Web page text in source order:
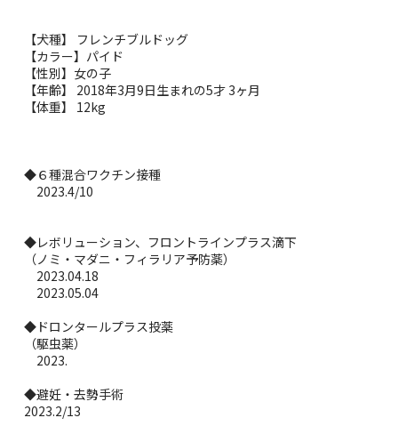
【犬種】 フレンチブルドッグ
【カラー】パイド
【性別】女の子
【年齢】 2018年3月9日生まれの5才 3ヶ月
【体重】 12kg
◆６種混合ワクチン接種
2023.4/10
◆レボリューション、フロントラインプラス滴下
（ノミ・マダニ・フィラリア予防薬）
2023.04.18
2023.05.04
◆ドロンタールプラス投薬
（駆虫薬）
2023.
◆避妊・去勢手術
2023.2/13